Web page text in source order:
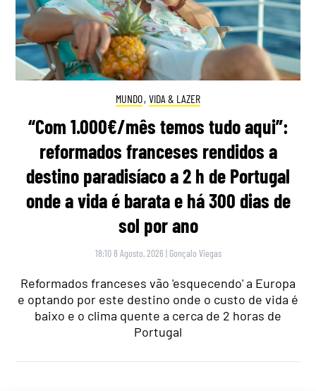
MUNDO, VIDA & LAZER
“Com 1.000€/mês temos tudo aqui”:
reformados franceses rendidos a
destino paradisíaco a 2 h de Portugal
onde a vida é barata e há 300 dias de
sol por ano
18:10 8 Agosto, 2026 | Gonçalo Viegas
Reformados franceses vão 'esquecendo' a Europa
e optando por este destino onde o custo de vida é
baixo e o clima quente a cerca de 2 horas de
Portugal